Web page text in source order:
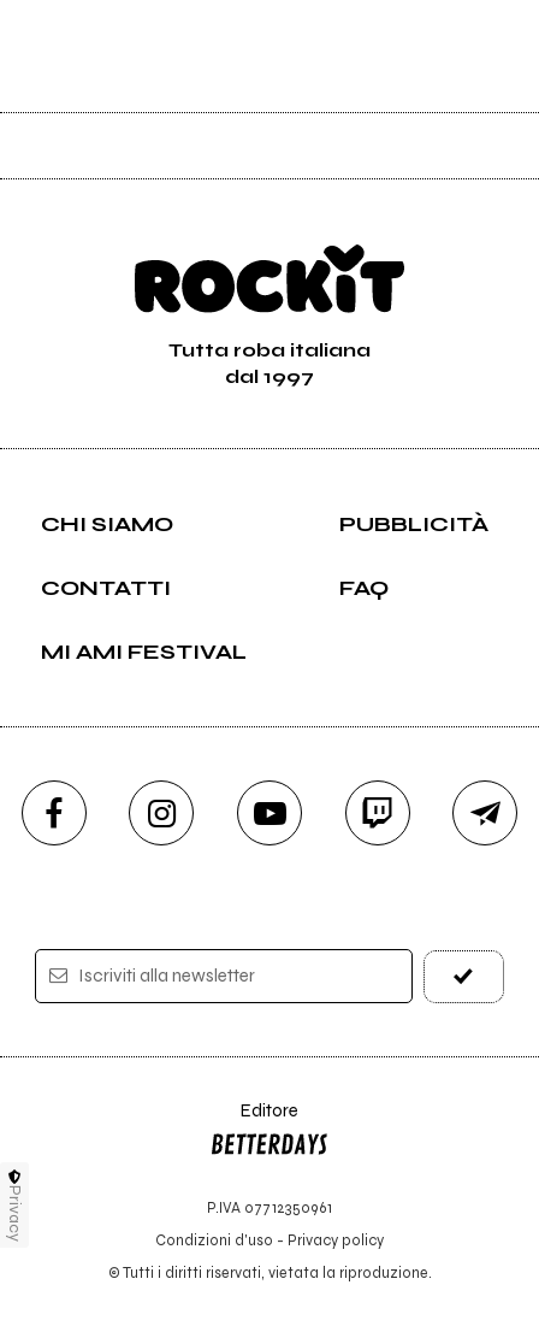
Tutta roba italiana
dal 1997
CHI SIAMO PUBBLICITÀ
CONTATTI FAQ
MI AMI FESTIVAL
Iscriviti alla newsletter
Editore
P.IVA 07712350961
Condizioni d'uso - Privacy policy
© Tutti i diritti riservati, vietata la riproduzione.
Privacy